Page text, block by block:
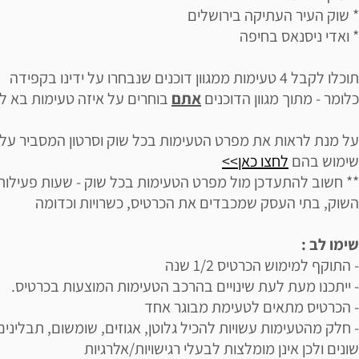
* שוק העיר העתיקה בירושלים
* ואדי ניסנאס בחיפה
תוכלו לקבל 4 טעימות ממגוון דוכנים שנבחרו על ידינו בקפידה
כלומר - מתוך מגוון הדוכניםאתם בוחרים על איזה טעימות בא
על מנת לראות את מפרט הטעימות בכל שוק וסרטון המסביר על
שימוש בהם לחצו כאן>>
** חשוב להתעדכן מול מפרט הטעימות בכל שוק - שעות
השוק, בתי העסק שמכבדים את הכרטיס, כשרויות וכדומה
שימו לב :
- התוקף למימוש הכרטיס 1/2 שנה
- ייתכנו מעת לעת שינויים בהרכב הטעימות המוצעות בכרטיס.
- הכרטיס מתאים לטעימת מבוגר אחד
- חלק מהטעימות עשויות להכיל גלוטן, אגוזים, שומשום,
שונים ולכן אינן מומלצות לבעלי רגישויות/אלרגיות